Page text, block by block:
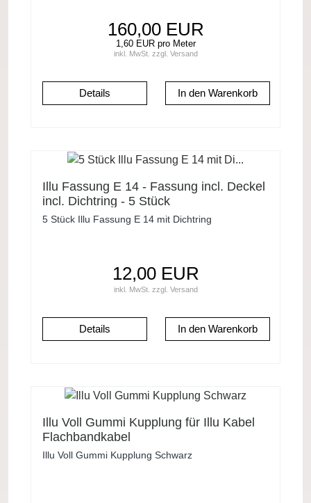
160,00 EUR
1,60 EUR pro Meter
inkl. MwSt. zzgl. Versand
Details
Illu Fassung E 14 - Fassung incl. Deckel
incl. Dichtring - 5 Stück
5 Stück Illu Fassung E 14 mit Dichtring
12,00 EUR
inkl. MwSt. zzgl. Versand
Details
Illu Voll Gummi Kupplung für Illu Kabel
Flachbandkabel
Illu Voll Gummi Kupplung Schwarz